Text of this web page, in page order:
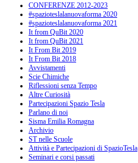
CONFERENZE 2012-2023
#spazioteslalanuovaforma 2020
#spazioteslalanuovaforma 2021
It from QuBit 2020
It from QuBit 2021
It From Bit 2019
It From Bit 2018
Avvistamenti
Scie Chimiche
Riflessioni senza Tempo
Altre Curiosità
Partecipazioni Spazio Tesla
Parlano di noi
Sisma Emilia Romagna
Archivio
ST nelle Scuole
Attività e Partecipazioni di SpazioTesla
Seminari e corsi passati